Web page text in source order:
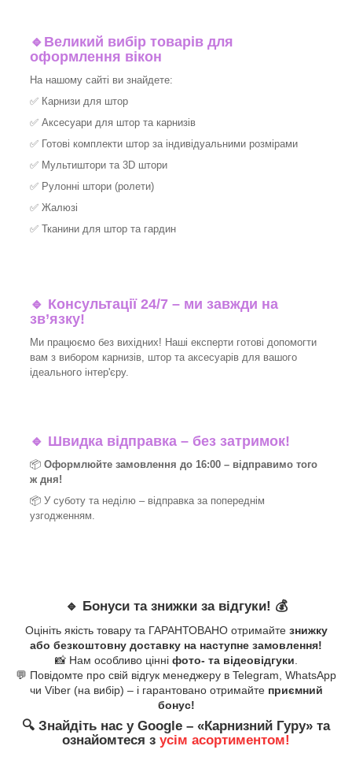
🔹 Великий вибір товарів для
оформлення вікон
На нашому сайті ви знайдете:
✅ Карнизи для штор
✅ Аксесуари для штор та карнизів
✅ Готові комплекти штор за індивідуальними розмірами
✅ Мультиштори та 3D штори
✅ Рулонні штори (ролети)
✅ Жалюзі
✅ Тканини для штор та гардин
🔹 Консультації 24/7 – ми завжди на
зв’язку!
Ми працюємо без вихідних! Наші експерти готові допомогти
вам з вибором карнизів, штор та аксесуарів для вашого
ідеального інтер'єру.​
🔹 Швидка відправка – без затримок!
📦 Оформлюйте замовлення до 16:00 – відправимо того
ж дня!
📦 У суботу та неділю – відправка за попереднім
узгодженням.
🔹 Бонуси та знижки за відгуки! 💰
Оцініть якість товару та ГАРАНТОВАНО отримайте знижку
або безкоштовну доставку на наступне замовлення!
📸 Нам особливо цінні фото- та відеовідгуки
💬 Повідомте про свій відгук менеджеру в Telegram, WhatsApp
чи Viber (на вибір) – і гарантовано отримайте приємний
бонус!
🔍 Знайдіть нас у Google – «Карнизний Гуру» та
ознайомтеся з усім асортиментом!